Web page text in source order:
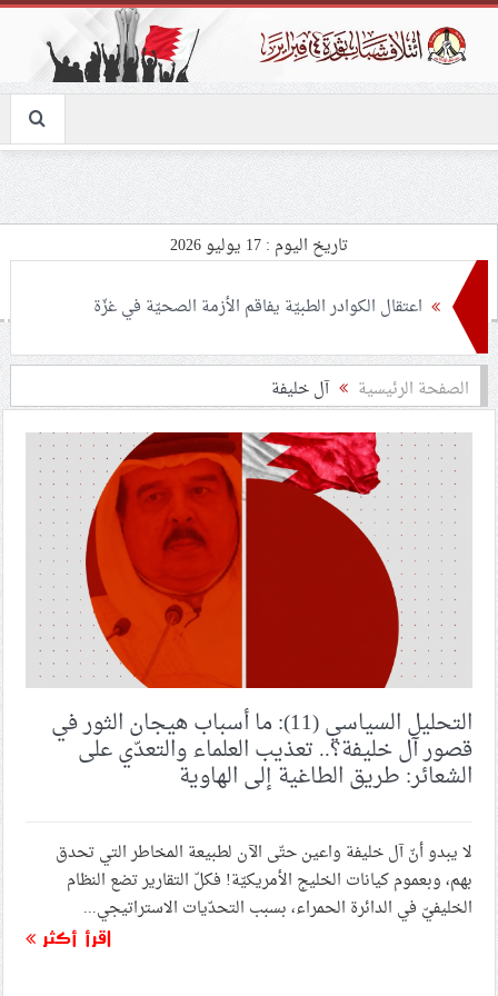
تاريخ اليوم : 17 يوليو 2026
اعتقال الكوادر الطبيّة يفاقم الأزمة الصحيّة في غزّة
تصاعد اقتحامات المسجد الأقصى وسط اعتداءات متطرّفة
على المؤسّسات التعليميّة
القوّات المسلّحة اليمنيّة: توسيع استهداف المطارات
السعوديّة ردًّا على استمرار الحصار
الأقمار الصناعيّة تظهر الأضرار التي لحقت بقاعدة الأسطول
الخامس في البحرين
ائتلاف 14 فبراير يجدّد نصرته للعلماء المعتقلين ويدين
محاكمتهم الجائرة
علماء البحرين: نحمّل السلطات في البحرين المسؤوليّة
الكاملة عن سلامة العلماء الأجلّاء
محاكم النظام تواصل عقد جلساتها لعلماء الشيعة وتزعم
«كفالة جميع الضمانات القانونيّة»
الفقيه القائد قاسم: مصير المذهب الشيعيّ في البحرين تحت
الصفحة الرئيسية آل خليفة
التحليل السياسي (11): ما أسباب هيجان الثور في
قصور آل خليفة؟.. تعذيب العلماء والتعدّي على
الشعائر: طريق الطاغية إلى الهاوية
لا يبدو أنّ آل خليفة واعين حتّى الآن لطبيعة المخاطر التي تحدق
بهم، وبعموم كيانات الخليج الأمريكيّة! فكلّ التقارير تضع النظام
الخليفيّ في الدائرة الحمراء، بسبب التحدّيات الاستراتيجي...
اقرأ أكثر